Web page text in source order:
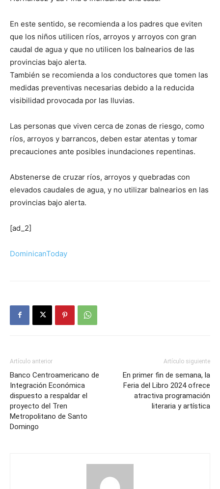
En este sentido, se recomienda a los padres que eviten
que los niños utilicen ríos, arroyos y arroyos con gran
caudal de agua y que no utilicen los balnearios de las
provincias bajo alerta.
También se recomienda a los conductores que tomen las
medidas preventivas necesarias debido a la reducida
visibilidad provocada por las lluvias.
Las personas que viven cerca de zonas de riesgo, como
ríos, arroyos y barrancos, deben estar atentas y tomar
precauciones ante posibles inundaciones repentinas.
Abstenerse de cruzar ríos, arroyos y quebradas con
elevados caudales de agua, y no utilizar balnearios en las
provincias bajo alerta.
[ad_2]
DominicanToday
Artículo anterior
Banco Centroamericano de
Integración Económica
dispuesto a respaldar el
proyecto del Tren
Metropolitano de Santo
Domingo
Artículo siguiente
En primer fin de semana, la
Feria del Libro 2024 ofrece
atractiva programación
literaria y artística